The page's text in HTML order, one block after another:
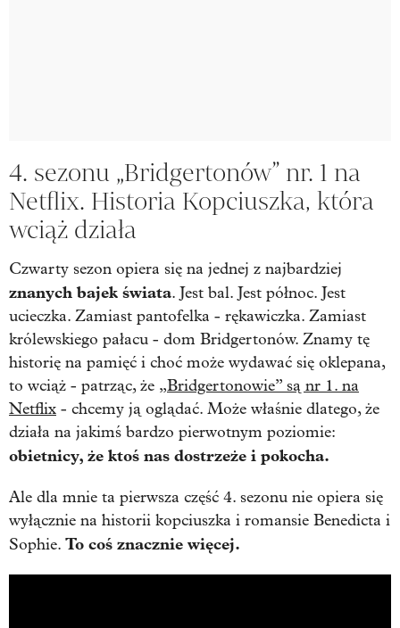
4. sezonu „Bridgertonów” nr. 1 na
Netflix. Historia Kopciuszka, która
wciąż działa
Czwarty sezon opiera się na jednej z najbardziej
znanych bajek świata. Jest bal. Jest północ. Jest
ucieczka. Zamiast pantofelka - rękawiczka. Zamiast
królewskiego pałacu - dom Bridgertonów. Znamy tę
historię na pamięć i choć może wydawać się oklepana,
to wciąż - patrząc, że „Bridgertonowie” są nr 1. na
Netflix - chcemy ją oglądać. Może właśnie dlatego, że
działa na jakimś bardzo pierwotnym poziomie:
obietnicy, że ktoś nas dostrzeże i pokocha.
Ale dla mnie ta pierwsza część 4. sezonu nie opiera się
wyłącznie na historii kopciuszka i romansie Benedicta i
Sophie. To coś znacznie więcej.